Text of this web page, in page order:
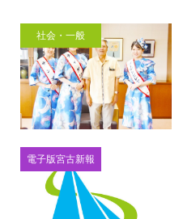
社会・一般
電子版宮古新報